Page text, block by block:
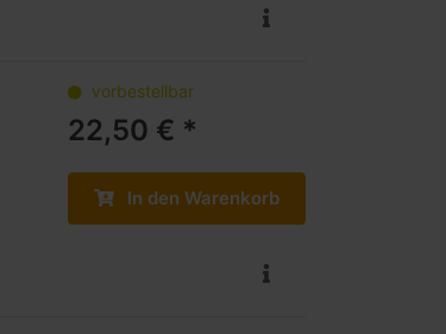
vorbestellbar
22,50 € *
In den Warenkorb